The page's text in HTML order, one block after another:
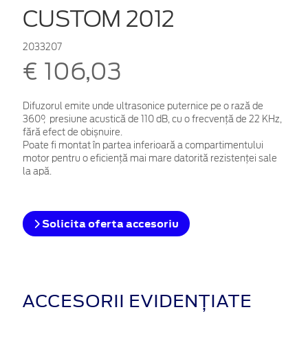
CUSTOM 2012
2033207
€ 106,03
Difuzorul emite unde ultrasonice puternice pe o rază de
360°, presiune acustică de 110 dB, cu o frecvență de 22 KHz,
fără efect de obișnuire.
Poate fi montat în partea inferioară a compartimentului
motor pentru o eficiență mai mare datorită rezistenței sale
la apă.
Solicita oferta accesoriu
ACCESORII EVIDENȚIATE